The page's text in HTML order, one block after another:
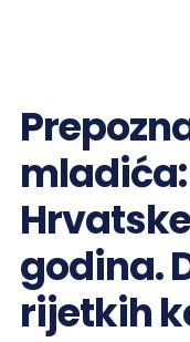
godina.
rijetkih